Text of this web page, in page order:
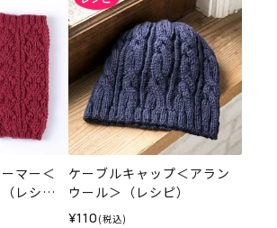
マー＜
レシ
ケーブルキャップ＜アラン
ウール＞（レシピ）
¥110 (税込)